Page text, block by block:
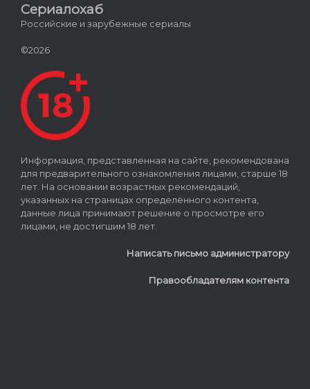
Сериалохаб
Российские и зарубежные сериалы
©2026
Информация, представленная на сайте, рекомендована
для предварительного ознакомления лицами, старше 18
лет. На основании возрастных рекомендаций,
указанных на страницах определённого контента,
данные лица принимают решение о просмотре его
лицами, не достигшим 18 лет.
Написать письмо администратору
Правообладателям контента